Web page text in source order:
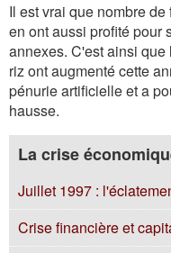
Il est vrai que nombre
en ont aussi profité pour
annexes. C'est ainsi
riz ont augmenté cette
pénurie artificielle et a
hausse.
La crise
Juillet 1997 :
Crise financière et